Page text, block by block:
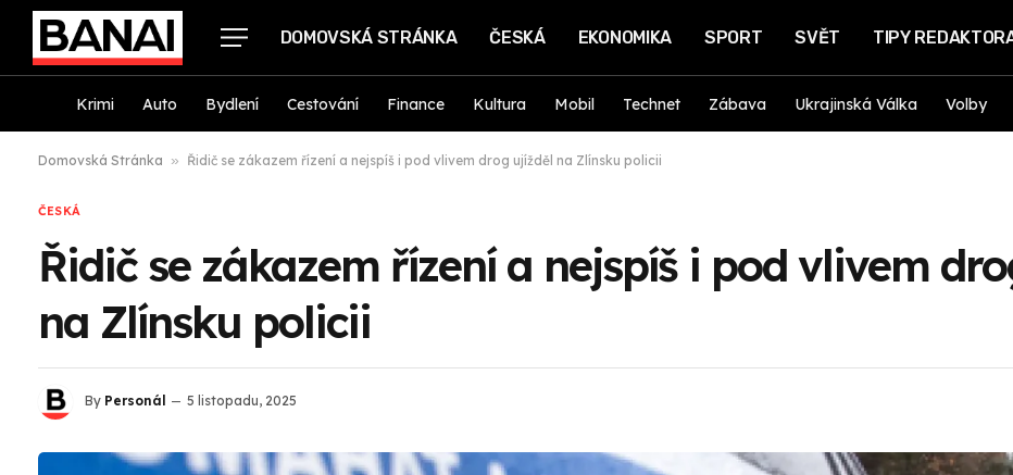
DOMOVSKÁ STRÁNKA ČESKÁ EKONOMIKA SPORT SVĚT TIPY
Krimi Auto Bydlení Cestování Finance Kultura Mobil Technet Zábava Ukrajinská Válka Volby
Domovská Stránka » Řidič se zákazem řízení a nejspíš i pod vlivem drog ujížděl na Zlínsku policii
ČESKÁ
Řidič se zákazem řízení a nejspíš i pod vlivem
na Zlínsku policii
By Personál 5 listopadu, 2025